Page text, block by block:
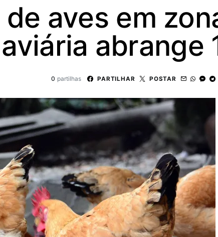
aves em
abrange
0 partilhas PARTILHAR POSTAR